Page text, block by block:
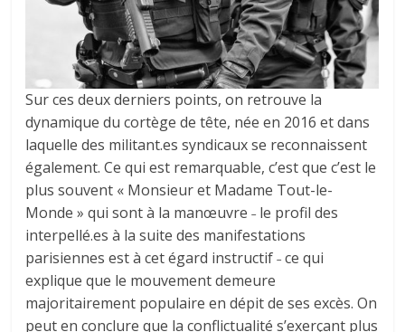
Sur ces deux derniers points, on retrouve la
dynamique du cortège de tête, née en 2016 et dans
laquelle des militant.es syndicaux se reconnaissent
également. Ce qui est remarquable, c’est que c’est le
plus souvent « Monsieur et Madame Tout-le-
Monde » qui sont à la manœuvre ˗ le profil des
interpellé.es à la suite des manifestations
parisiennes est à cet égard instructif ˗ ce qui
explique que le mouvement demeure
majoritairement populaire en dépit de ses excès. On
peut en conclure que la conflictualité s’exerçant plus